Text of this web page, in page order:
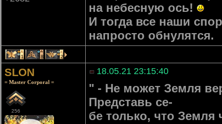
на небесную ось!
И тогда все наши
напросто обнулятся.
1 8 2
SLON
= Master Corporal =
256
18.05.21 23:15:40
" - Не может Земля
Представь се-
бе только, что